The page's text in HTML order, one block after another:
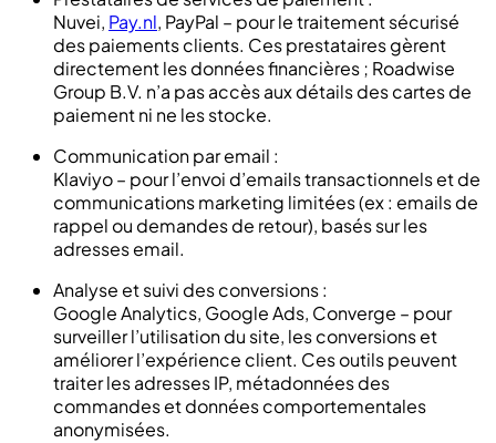
Nuvei, Pay.nl, PayPal – pour le traitement sécurisé
des paiements clients. Ces prestataires gèrent
directement les données financières ; Roadwise
Group B.V. n’a pas accès aux détails des cartes de
paiement ni ne les stocke.
Communication par email :
Klaviyo – pour l’envoi d’emails transactionnels et de
communications marketing limitées (ex : emails de
rappel ou demandes de retour), basés sur les
adresses email.
Analyse et suivi des conversions :
Google Analytics, Google Ads, Converge – pour
surveiller l’utilisation du site, les conversions et
améliorer l’expérience client. Ces outils peuvent
traiter les adresses IP, métadonnées des
commandes et données comportementales
anonymisées.